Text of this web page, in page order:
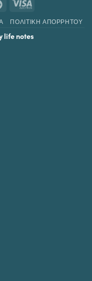
ΠΟΛΙΤΙΚΉ ΑΠΟΡΡΉΤΟΥ
life notes